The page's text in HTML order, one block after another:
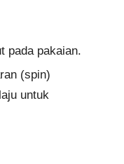
pada pakaian.
(spin)
untuk